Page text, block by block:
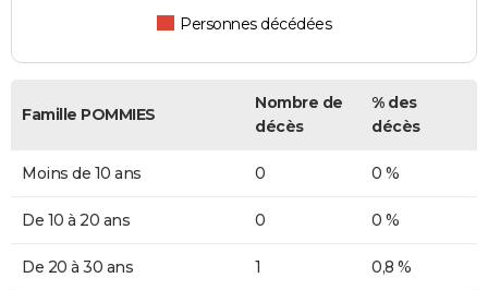
Personnes décédées
Famille POMMIES
Nombre de
décès
% des
décès
Moins de 10 ans 0 0 %
De 10 à 20 ans 0 0 %
De 20 à 30 ans 1 0,8 %